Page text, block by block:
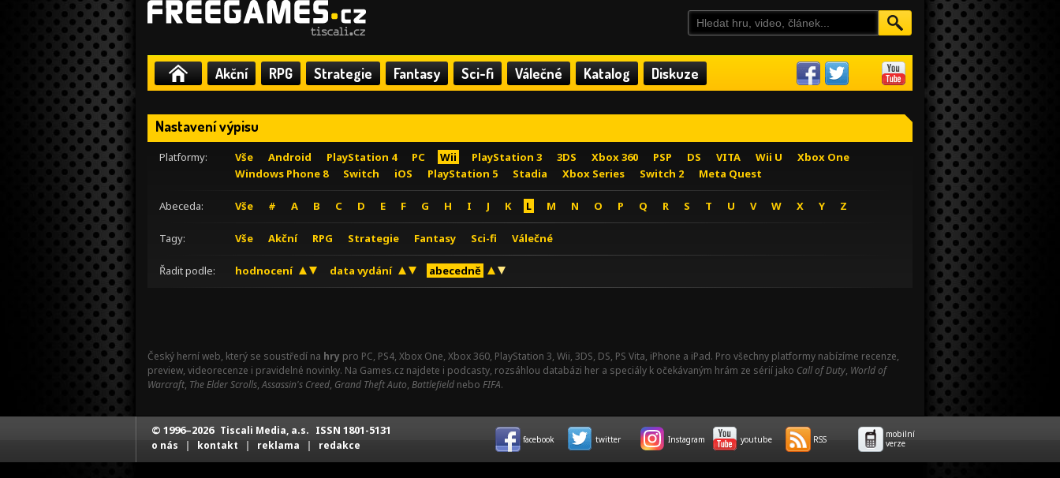
Akční RPG Strategie Fantasy Sci-fi Válečné Katalog Diskuze
Nastavení výpisu
Platformy: Vše Android PlayStation 4 PC Wii PlayStation 3 3DS Xbox 360 PSP DS VITA Wii U
Xbox One
Windows Phone 8
Switch iOS PlayStation 5 Stadia Xbox Series Switch 2 Meta Quest
Abeceda: Vše # A B C D E F G H I J K L M N O P Q R S T U V W X Y Z
Tagy: Vše Akční RPG Strategie Fantasy Sci-fi Válečné
Řadit podle: hodnocení data vydání abecedně
Český herní web, který se soustředí na hry pro PC, PS4, Xbox One, Xbox 360, PlayStation 3, Wii, 3DS, DS, PS Vita, iPhone a iPad. Pro všechny platformy nabízíme recenze,
preview, videorecenze i pravidelné novinky. Na Games.cz najdete i podcasty, rozsáhlou databázi her a speciály k očekávaným hrám ze sérií jako Call of Duty, World of
Warcraft, The Elder Scrolls,Assassin's Creed, Grand Theft Auto, Battlefield nebo FIFA.
© 1996–2026 Tiscali Media, a.s. ISSN 1801-5131
o nás | kontakt | reklama | redakce facebook twitter Instagram youtube RSS
mobilní
verze